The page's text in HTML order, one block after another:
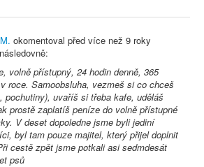
okomentoval před více než 9 roky
volně přístupný, 24 hodin denně, 365
roce. Samoobsluha, vezmeš si co chceš
pochutiny), uvaříš si třeba kafe, uděláš
prostě zaplatíš peníze do volně přístupné
V deset dopoledne jsme byli jediní
byl tam pouze majitel, který přijel doplnit
cestě zpět jsme potkali asi sedmdesát
psů